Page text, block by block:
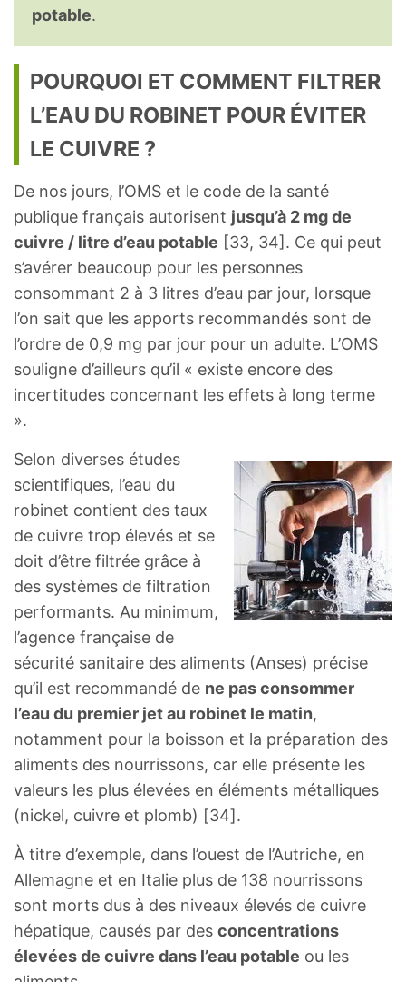
potable.
POURQUOI ET COMMENT FILTRER
L’EAU DU ROBINET POUR ÉVITER
LE CUIVRE ?
De nos jours, l’OMS et le code de la santé
publique français autorisent jusqu’à 2 mg de
cuivre / litre d’eau potable [33, 34]. Ce qui peut
s’avérer beaucoup pour les personnes
consommant 2 à 3 litres d’eau par jour, lorsque
l’on sait que les apports recommandés sont de
l’ordre de 0,9 mg par jour pour un adulte. L’OMS
souligne d’ailleurs qu’il « existe encore des
incertitudes concernant les effets à long terme
».
Selon diverses études
scientifiques, l’eau du
robinet contient des taux
de cuivre trop élevés et se
doit d’être filtrée grâce à
des systèmes de filtration
performants. Au minimum,
l’agence française de
sécurité sanitaire des aliments (Anses) précise
qu’il est recommandé de ne pas consommer
l’eau du premier jet au robinet le matin,
notamment pour la boisson et la préparation des
aliments des nourrissons, car elle présente les
valeurs les plus élevées en éléments métalliques
(nickel, cuivre et plomb) [34].
À titre d’exemple, dans l’ouest de l’Autriche, en
Allemagne et en Italie plus de 138 nourrissons
sont morts dus à des niveaux élevés de cuivre
hépatique, causés par des concentrations
élevées de cuivre dans l’eau potable ou les